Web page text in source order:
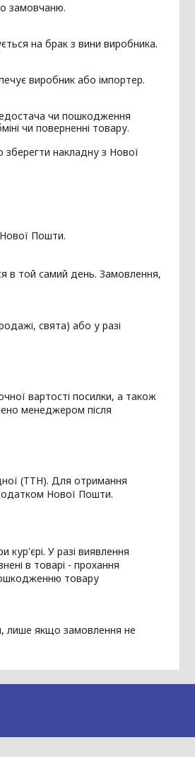
замовчаню.
на брак з вини виробника.
виробник або імпортер.
чи пошкодження
чи поверненні товару.
зберегти накладну з Нової
Пошти.
в той самий день. Замовлення,
свята) або у разі
вартості посилки, а також
менеджером після
(ТТН). Для отримання
Нової Пошти.
кур'єрі. У разі виявлення
в товарі - прохання
товару
лише якщо замовлення не